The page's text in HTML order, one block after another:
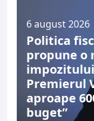
6 august 2026
Politica
propune o
Premierul
aproape
buget”